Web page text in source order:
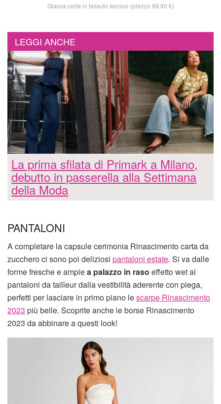
Giacca corta in tessuto tecnico (prezzo 99,90 €)
LEGGI ANCHE
La prima sfilata di Primark a Milano,
debutto in passerella alla Settimana
della Moda
PANTALONI
A completare la capsule cerimonia Rinascimento carta da
zucchero ci sono poi deliziosi pantaloni estate. Si va dalle
forme fresche e ampiea palazzo in raso effetto wet ai
pantaloni da tailleur dalla vestibilità aderente con piega,
perfetti per lasciare in primo piano lescarpe Rinascimento
2023 più belle. Scoprite anche le borse Rinascimento
2023 da abbinare a questi look!